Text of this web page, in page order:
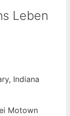
Leben
Indiana
Motown